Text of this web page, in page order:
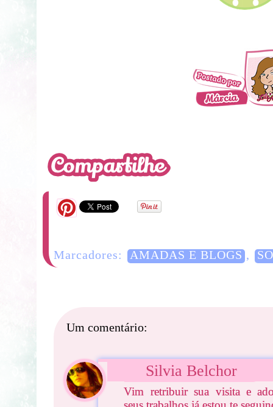
Marcadores: AMADAS E BLOGS ,
Um comentário:
Silvia Belchor
Vim retribuir sua visita e